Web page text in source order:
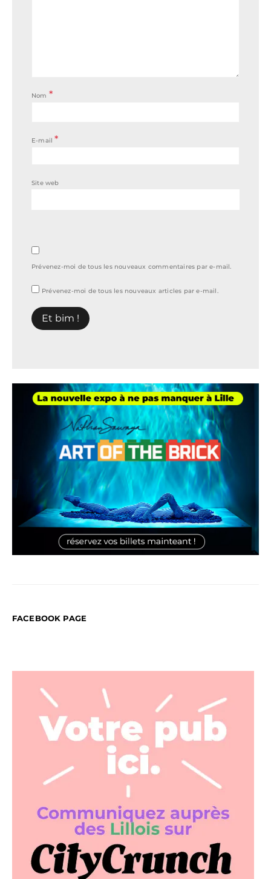
Nom *
E-mail*
Site web
Prévenez-moi de tous les nouveaux commentaires par e-mail.
Prévenez-moi de tous les nouveaux articles par e-mail.
FACEBOOK PAGE